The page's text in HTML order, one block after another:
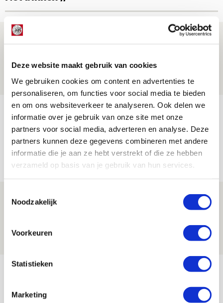
Deze website maakt gebruik van cookies
We gebruiken cookies om content en advertenties te
personaliseren, om functies voor social media te bieden
en om ons websiteverkeer te analyseren. Ook delen we
informatie over je gebruik van onze site met onze
partners voor social media, adverteren en analyse. Deze
partners kunnen deze gegevens combineren met andere
informatie die je aan ze hebt verstrekt of die ze hebben
verzameld op basis van je gebruik van hun services.
Noodzakelijk
Voorkeuren
Statistieken
Marketing
Brandt: ‘Ajax en Cruijff bleven door
07 AUGUSTUS 2026 - 20:02
NIEUWS
Míchel geeft blessure-update en
spreekt over Godts, Baas en
aanwinsten
07 AUGUSTUS 2026 - 14:13
NIEUWS
Volop enthousiasme in fotoverslag van
Bekijk meer